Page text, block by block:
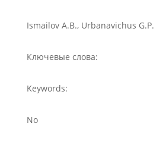
Ismailov A.B., Urbanavichus G.P.
Ключевые слова:
Keywords:
No